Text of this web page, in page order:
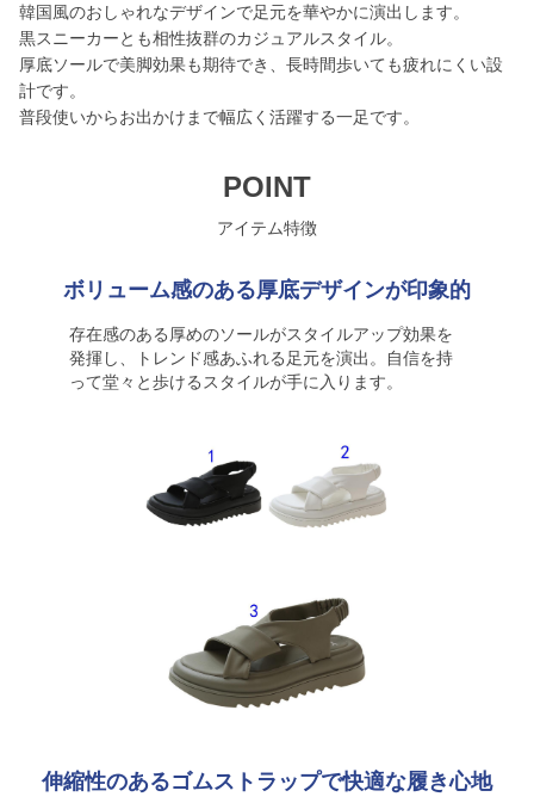
韓国風のおしゃれなデザインで足元を華やかに演出します。
黒スニーカーとも相性抜群のカジュアルスタイル。
厚底ソールで美脚効果も期待でき、長時間歩いても疲れにくい設
計です。
普段使いからお出かけまで幅広く活躍する一足です。
POINT
アイテム特徴
ボリューム感のある厚底デザインが印象的
存在感のある厚めのソールがスタイルアップ効果を
発揮し、トレンド感あふれる足元を演出。自信を持
って堂々と歩けるスタイルが手に入ります。
伸縮性のあるゴムストラップで快適な履き心地